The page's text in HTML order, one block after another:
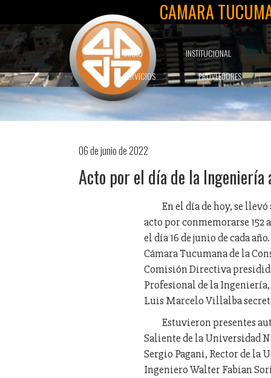
CAMARA
INICIO
INSTITUCIONAL
SERVICIOS
PROVEEDORES
06 de junio de 2022
Acto por el día de la
En el día de hoy, se
acto por conmemorarse 152
el día 16 de junio de cada
Cámara Tucumana de la
Comisión Directiva
Profesional de la
Luis Marcelo Villalba
Estuvieron presentes
Saliente de la Universidad
Sergio Pagani, Rector de la
Ingeniero Walter Fabian